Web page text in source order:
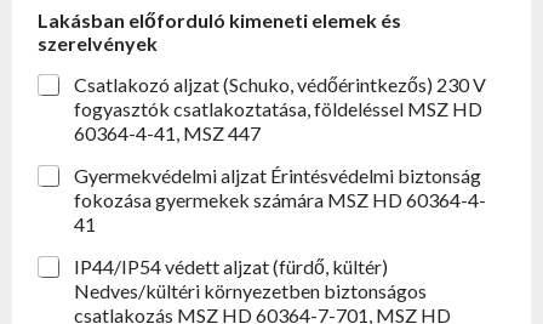
Lakásban előforduló kimeneti elemek és
szerelvények
Csatlakozó aljzat (Schuko, védőérintkezős) 230 V
fogyasztók csatlakoztatása, földeléssel MSZ HD
60364-4-41, MSZ 447
Gyermekvédelmi aljzat Érintésvédelmi biztonság
fokozása gyermekek számára MSZ HD 60364-4-
41
IP44/IP54 védett aljzat (fürdő, kültér)
Nedves/kültéri környezetben biztonságos
csatlakozás MSZ HD 60364-7-701, MSZ HD